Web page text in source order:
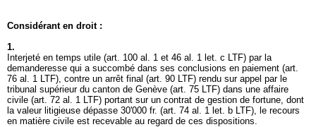
Considérant en droit :
1.
Interjeté en temps utile (art. 100 al. 1 et 46 al. 1 let. c LTF) par la
demanderesse qui a succombé dans ses conclusions en paiement (art.
76 al. 1 LTF), contre un arrêt final (art. 90 LTF) rendu sur appel par le
tribunal supérieur du canton de Genève (art. 75 LTF) dans une affaire
civile (art. 72 al. 1 LTF) portant sur un contrat de gestion de fortune, dont
la valeur litigieuse dépasse 30'000 fr. (art. 74 al. 1 let. b LTF), le recours
en matière civile est recevable au regard de ces dispositions.